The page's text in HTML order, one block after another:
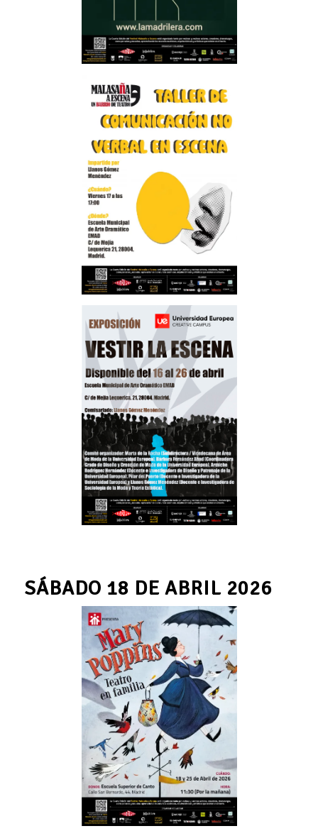
SÁBADO 18 DE ABRIL 2026